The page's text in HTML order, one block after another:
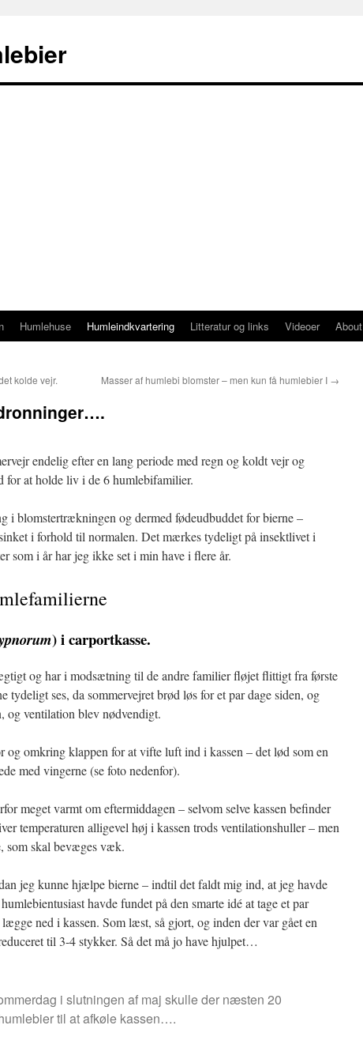
Humlehuse Humleindkvartering Litteratur og links Videoer About
kolde vejr. Masser af humlebi blomster – men kun få humlebier I →
endelig efter en lang periode med regn og koldt vejr og
for at holde liv i de 6 humlebifamilier.
i blomstertrækningen og dermed fødeudbuddet for bierne –
i forhold til normalen. Det mærkes tydeligt på insektlivet i
som i år har jeg ikke set i min have i flere år.
) i carportkasse.
og har i modsætning til de andre familier fløjet flittigt fra første
tydeligt ses, da sommervejret brød løs for et par dage siden, og
og ventilation blev nødvendigt.
og omkring klappen for at vifte luft ind i kassen – det lød som en
med vingerne (se foto nedenfor).
meget varmt om eftermiddagen – selvom selve kassen befinder
temperaturen alligevel høj i kassen trods ventilationshuller – men
som skal bevæges væk.
jeg kunne hjælpe bierne – indtil det faldt mig ind, at jeg havde
havde fundet på den smarte idé at tage et par
ned i kassen. Som læst, så gjort, og inden der var gået en
til 3-4 stykker. Så det må jo have hjulpet…
i slutningen af maj skulle der næsten 20
til at afkøle kassen….